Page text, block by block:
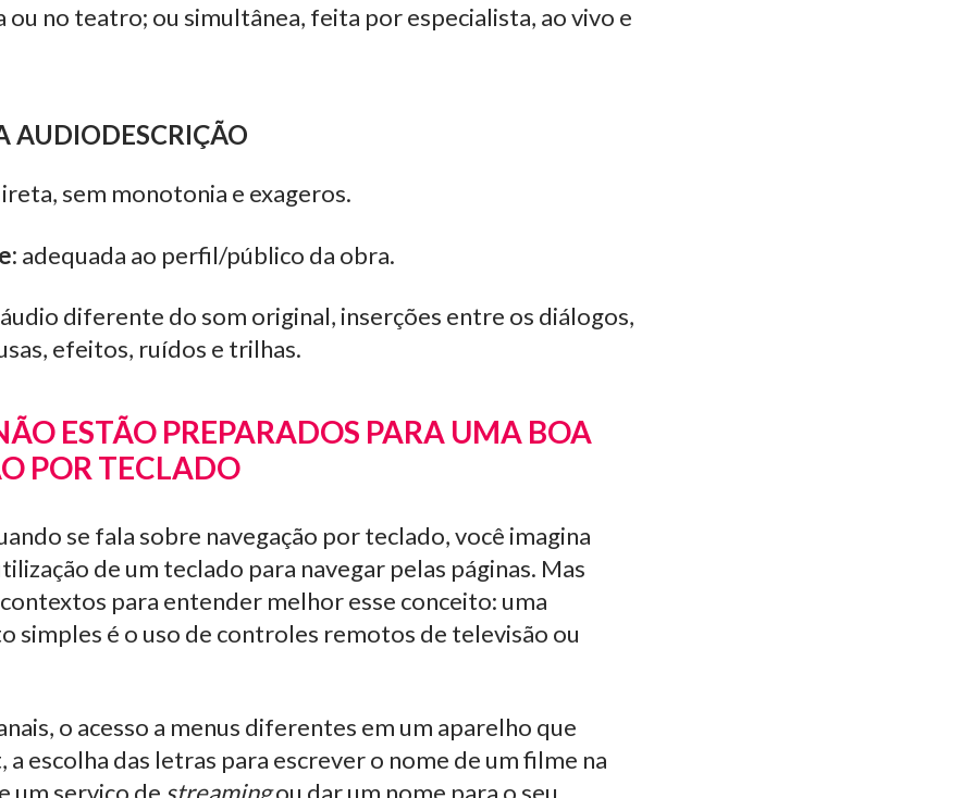
ou no teatro; ou simultânea, feita por especialista, ao vivo e
AUDIODESCRIÇÃO
sem monotonia e exageros.
adequada ao perfil/público da obra.
diferente do som original, inserções entre os diálogos,
efeitos, ruídos e trilhas.
ESTÃO PREPARADOS PARA UMA BOA
POR TECLADO
se fala sobre navegação por teclado, você imagina
de um teclado para navegar pelas páginas. Mas
para entender melhor esse conceito: uma
simples é o uso de controles remotos de televisão ou
o acesso a menus diferentes em um aparelho que
escolha das letras para escrever o nome de um filme na